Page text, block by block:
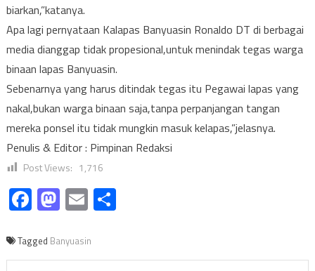
biarkan,”katanya.
Apa lagi pernyataan Kalapas Banyuasin Ronaldo DT di berbagai
media dianggap tidak propesional,untuk menindak tegas warga
binaan lapas Banyuasin.
Sebenarnya yang harus ditindak tegas itu Pegawai lapas yang
nakal,bukan warga binaan saja,tanpa perpanjangan tangan
mereka ponsel itu tidak mungkin masuk kelapas,”jelasnya.
Penulis & Editor : Pimpinan Redaksi
Post Views: 1,716
Facebook
Mastodon
EmailShare
Tagged Banyuasin